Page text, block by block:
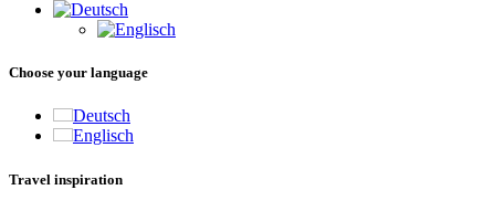
Choose your language
Deutsch
Englisch
Travel inspiration